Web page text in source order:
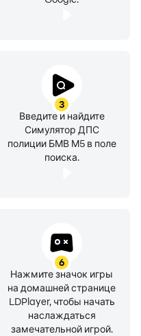
3
Введите и найдите
Симулятор ДПС
полиции БМВ М5 в поле
поиска.
6
Нажмите значок игры
на домашней странице
LDPlayer, чтобы начать
наслаждаться
замечательной игрой.